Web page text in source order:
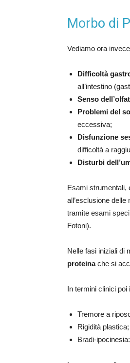
Morbo di
Vediamo ora
Difficoltà
all’intestino
Senso
Problemi del
eccessiva;
Disfunzione
difficoltà a
Disturbi
Esami strumentali,
all’esclusione
tramite esami
Fotoni).
Nelle fasi iniziali di
proteinache si
In termini clinici
Tremore a
Rigidità plastica;